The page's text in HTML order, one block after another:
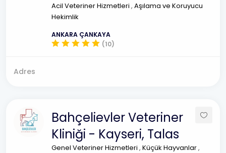
Acil Veteriner Hizmetleri , Aşılama ve Koruyucu
Hekimlik
ANKARA ÇANKAYA
(10)
Adres
Bahçelievler Veteriner
Kliniği - Kayseri, Talas
Genel Veteriner Hizmetleri , Küçük Hayvanlar,